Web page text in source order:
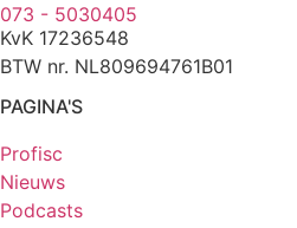
073 - 5030405
KvK 17236548
BTW nr. NL809694761B01
PAGINA'S
Profisc
Nieuws
Podcasts